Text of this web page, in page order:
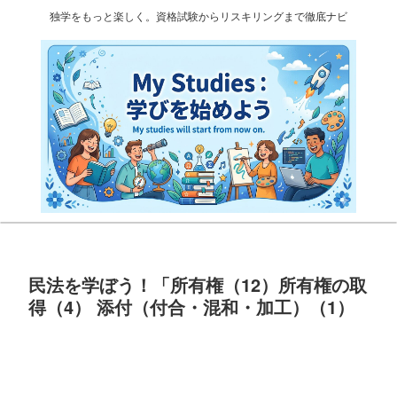
独学をもっと楽しく。資格試験からリスキリングまで徹底ナビ
民法を学ぼう！「所有権（12）所有権の取
得（4） 添付（付合・混和・加工）（1）